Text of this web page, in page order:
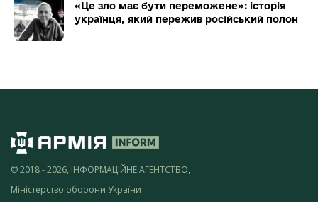
«Це зло має бути переможене»: історія
українця, який пережив російський полон
© 2018 - 2026, ІНФОРМАЦІЙНЕ АГЕНТСТВО,
Міністерство оборони України